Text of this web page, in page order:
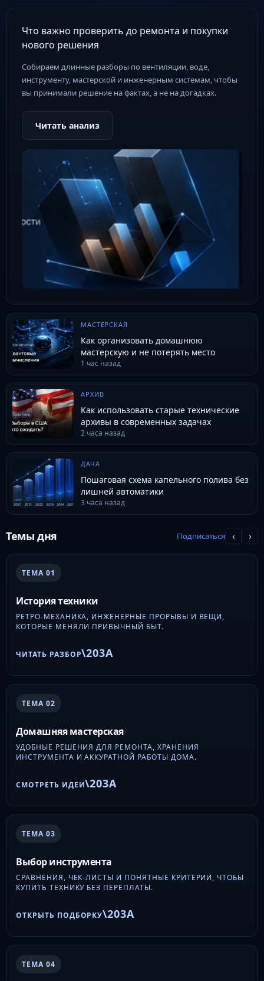
Что важно проверить до ремонта и покупки
нового решения
Собираем длинные разборы по вентиляции, воде,
инструменту, мастерской и инженерным системам, чтобы
вы принимали решение на фактах, а не на догадках.
Читать анализ
МАСТЕРСКАЯ
Как организовать домашнюю
мастерскую и не потерять место
1 час назад
АРХИВ
Как использовать старые технические
архивы в современных задачах
2 часа назад
ДАЧА
Пошаговая схема капельного полива без
лишней автоматики
3 часа назад
Темы дня Подписаться ‹ ›
ТЕМА 01
История техники
РЕТРО-МЕХАНИКА, ИНЖЕНЕРНЫЕ ПРОРЫВЫ И ВЕЩИ,
КОТОРЫЕ МЕНЯЛИ ПРИВЫЧНЫЙ БЫТ.
ЧИТАТЬ РАЗБОР
ТЕМА 02
Домашняя мастерская
УДОБНЫЕ РЕШЕНИЯ ДЛЯ РЕМОНТА, ХРАНЕНИЯ
ИНСТРУМЕНТА И АККУРАТНОЙ РАБОТЫ ДОМА.
СМОТРЕТЬ ИДЕИ
ТЕМА 03
Выбор инструмента
СРАВНЕНИЯ, ЧЕК-ЛИСТЫ И ПОНЯТНЫЕ КРИТЕРИИ, ЧТОБЫ
КУПИТЬ ТЕХНИКУ БЕЗ ПЕРЕПЛАТЫ.
ОТКРЫТЬ ПОДБОРКУ
ТЕМА 04